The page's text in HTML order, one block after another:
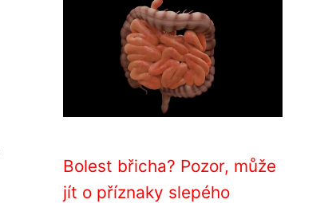
Bolest břicha? Pozor, může
jít o příznaky slepého